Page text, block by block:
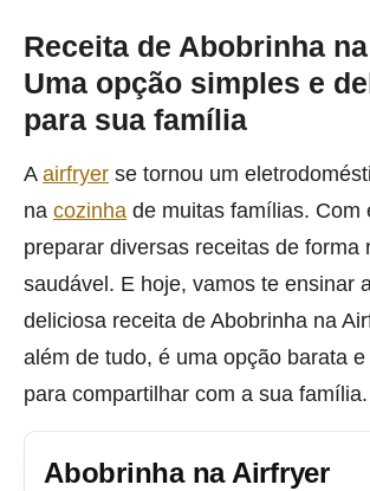
Receita de Abobrinha
Uma opção simples e
para sua família
Aairfryer se tornou um
na cozinha de muitas famílias. Com
preparar diversas receitas de forma
saudável. E hoje, vamos te ensinar
deliciosa receita de Abobrinha na
além de tudo, é uma opção barata
para compartilhar com a sua família.
Abobrinha na Airfryer